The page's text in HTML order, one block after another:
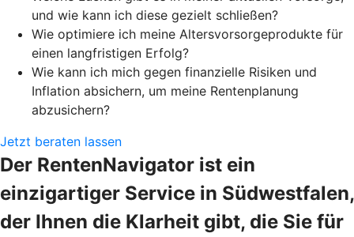
und wie kann ich diese gezielt schließen?
Wie optimiere ich meine Altersvorsorgeprodukte für
einen langfristigen Erfolg?
Wie kann ich mich gegen finanzielle Risiken und
Inflation absichern, um meine Rentenplanung
abzusichern?
Jetzt beraten lassen
Der RentenNavigator ist ein
einzigartiger Service in Südwestfalen,
der Ihnen die Klarheit gibt, die Sie für